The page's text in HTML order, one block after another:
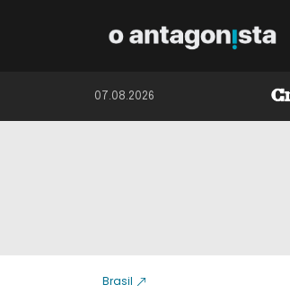
07.08.2026
Brasil